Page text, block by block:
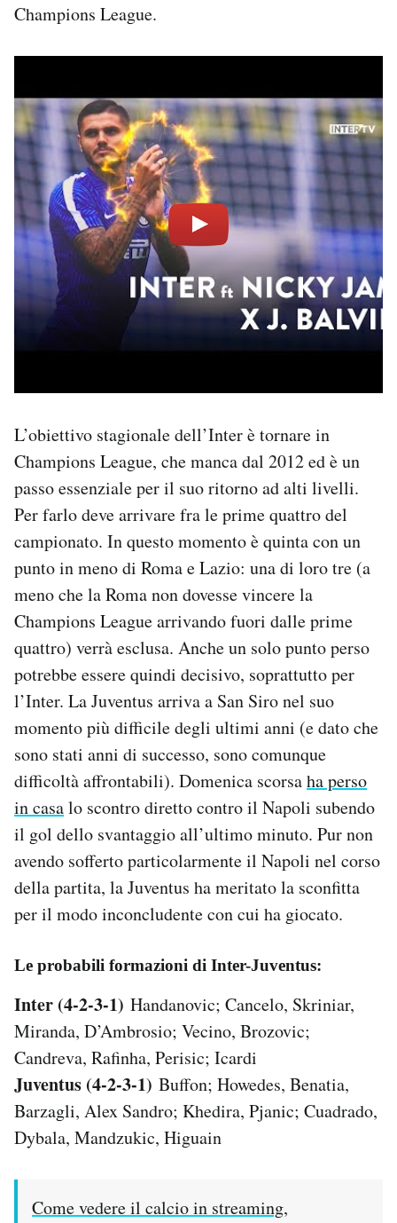
Champions League.
L’obiettivo stagionale dell’Inter è tornare in
Champions League, che manca dal 2012 ed è un
passo essenziale per il suo ritorno ad alti livelli.
Per farlo deve arrivare fra le prime quattro del
campionato. In questo momento è quinta con un
punto in meno di Roma e Lazio: una di loro tre (a
meno che la Roma non dovesse vincere la
Champions League arrivando fuori dalle prime
quattro) verrà esclusa. Anche un solo punto perso
potrebbe essere quindi decisivo, soprattutto per
l’Inter. La Juventus arriva a San Siro nel suo
momento più difficile degli ultimi anni (e dato che
sono stati anni di successo, sono comunque
difficoltà affrontabili). Domenica scorsaha perso
in casalo scontro diretto contro il Napoli subendo
il gol dello svantaggio all’ultimo minuto. Pur non
avendo sofferto particolarmente il Napoli nel corso
della partita, la Juventus ha meritato la sconfitta
per il modo inconcludente con cui ha giocato.
Le probabili formazioni di Inter-Juventus:
Inter (4-2-3-1) Handanovic; Cancelo, Skriniar,
Miranda, D’Ambrosio; Vecino, Brozovic;
Candreva, Rafinha, Perisic; Icardi
Juventus (4-2-3-1) Buffon; Howedes, Benatia,
Barzagli, Alex Sandro; Khedira, Pjanic; Cuadrado,
Dybala, Mandzukic, Higuain
Come vedere il calcio in streaming,